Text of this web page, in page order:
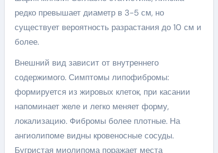
редко превышает диаметр в 3-5 см, но
существует вероятность разрастания до 10 см и
более.
Внешний вид зависит от внутреннего
содержимого. Симптомы липофибромы:
формируется из жировых клеток, при касании
напоминает желе и легко меняет форму,
локализацию. Фибромы более плотные. На
ангиолипоме видны кровеносные сосуды.
Бугристая миолипома поражает места